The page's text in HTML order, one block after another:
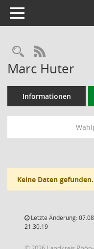
Toggle navigation
RSS-Feed
Marc Huter
Informationen
Keine Daten gefunden.
Letzte Änderung:
21:30:19